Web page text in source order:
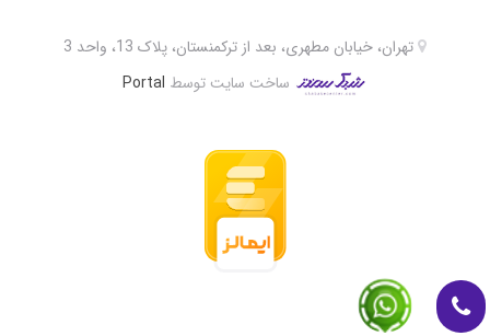
ساخت سایت توسط Portal
تهران، خیابان مطهری، بعد از ترکمنستان، پلاک 13، واحد 3